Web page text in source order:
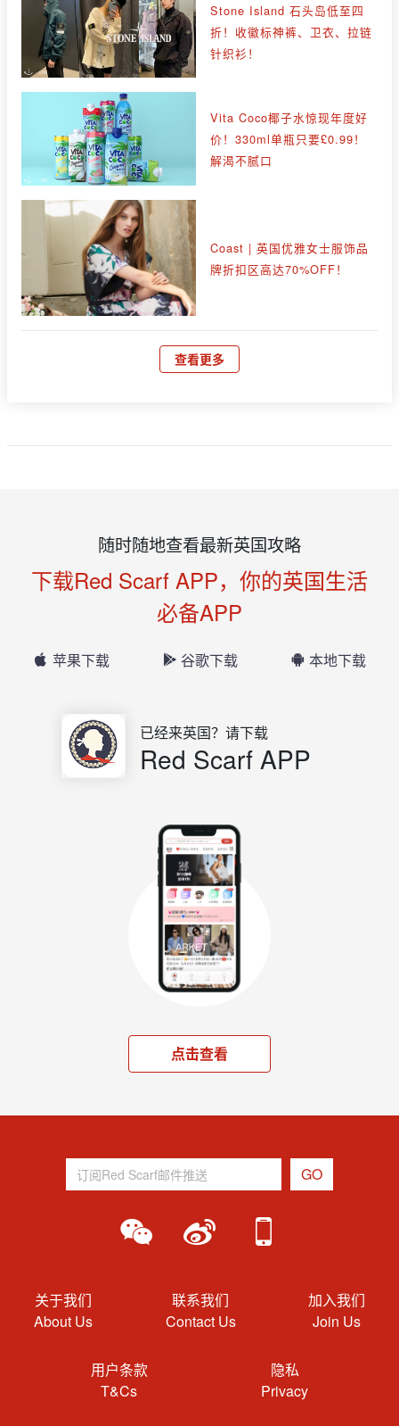
Stone Island 石头岛低至四
折！收徽标神裤、卫衣、拉链
针织衫！
Vita Coco椰子水惊现年度好
价！330ml单瓶只要£0.99！
解渴不腻口
Coast | 英国优雅女士服饰品
牌折扣区高达70%OFF！
查看更多
随时随地查看最新英国攻略
下载Red Scarf APP，你的英国生活
必备APP
苹果下载 谷歌下载 本地下载
已经来英国？请下载
Red Scarf APP
点击查看
关于我们
About Us
联系我们
Contact Us
加入我们
Join Us
用户条款
T&Cs
隐私
Privacy